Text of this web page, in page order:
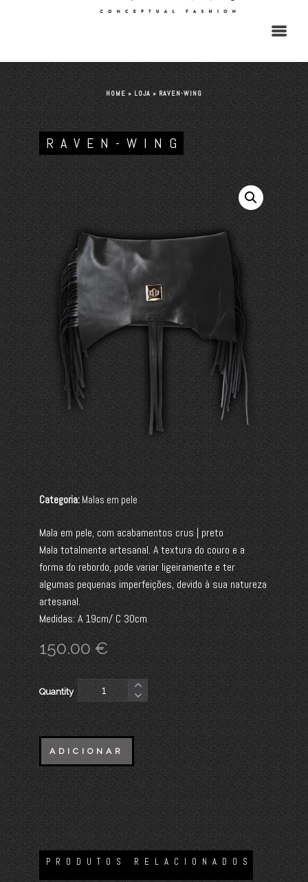
HOME » LOJA » RAVEN-WING
RAVEN-WING
Categoria: Malas em pele
Mala em pele, com acabamentos crus | preto
Mala totalmente artesanal. A textura do couro e a
forma do rebordo, pode variar ligeiramente e ter
algumas pequenas imperfeições, devido à sua natureza
artesanal.
Medidas: A 19cm/ C 30cm
150.00€
Quantity
ADICIONAR
PRODUTOS RELACIONADOS